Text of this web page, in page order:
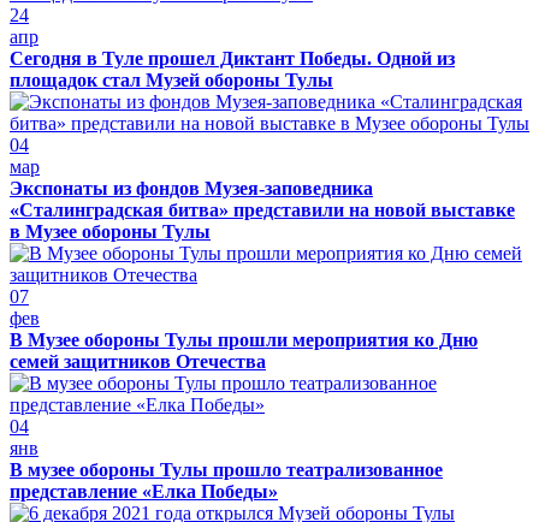
24
апр
Сегодня в Туле прошел Диктант Победы. Одной из
площадок стал Музей обороны Тулы
04
мар
Экспонаты из фондов Музея-заповедника
«Сталинградская битва» представили на новой выставке
в Музее обороны Тулы
07
фев
В Музее обороны Тулы прошли мероприятия ко Дню
семей защитников Отечества
04
янв
В музее обороны Тулы прошло театрализованное
представление «Елка Победы»